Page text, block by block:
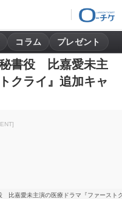
コラム プレゼント
秘書役 比嘉愛未主
クライ』追加キャ
比嘉愛未主演の医療ドラマ『ファースト